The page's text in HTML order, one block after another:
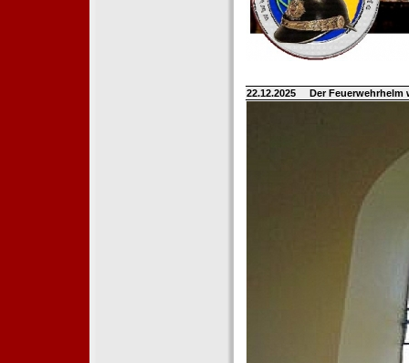
22.12.2025 Der